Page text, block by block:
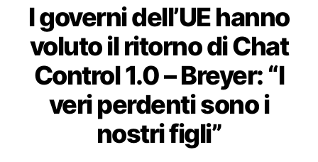
I governi dell’UE hanno
voluto il ritorno di Chat
Control 1.0 – Breyer: “I
veri perdenti sono i
nostri figli”